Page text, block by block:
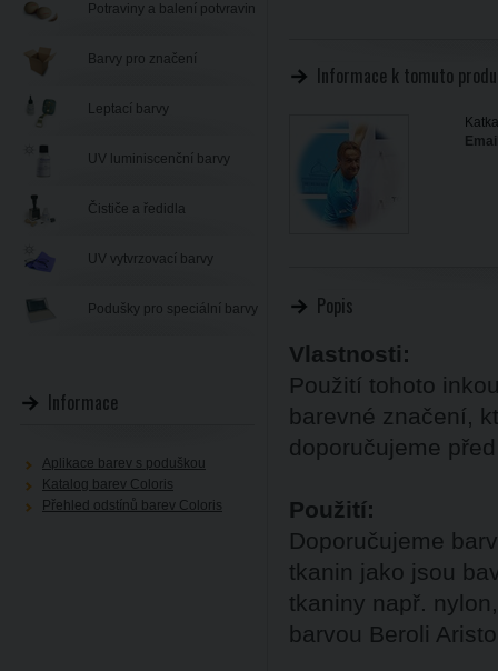
Informace k tomuto
Popis
Vlastnosti:
Použití tohoto
barevné značení,
doporučujeme
Použití:
Doporučujeme
tkanin jako jsou
tkaniny např.
barvou Beroli
Potraviny a balení potvravin
Barvy pro značení
Leptací barvy
UV luminiscenční barvy
Čističe a ředidla
UV vytvrzovací barvy
Podušky pro speciální barvy
Informace
Aplikace barev s poduškou
Katalog barev Coloris
Přehled odstínů barev Coloris